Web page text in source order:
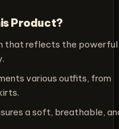
Product?
that reflects the powerful
various outfits, from
a soft, breathable,